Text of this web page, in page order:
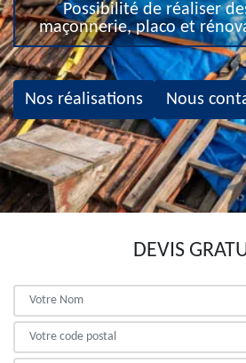
Possibilité de réaliser
maçonnerie, placo et
Nos réalisations Nous
DEVIS